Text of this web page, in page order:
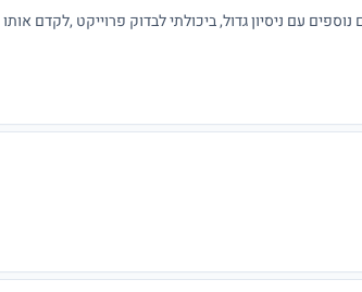
נוספים עם ניסיון גדול, ביכולתי לבדוק פרוייקט ,לקדם אותו